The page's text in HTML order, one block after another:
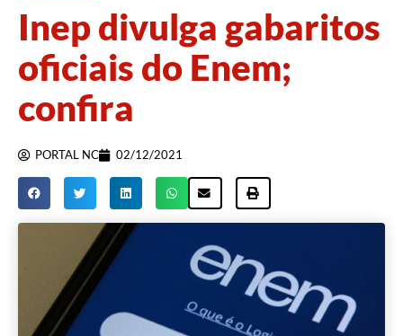
Inep divulga gabaritos
oficiais do Enem;
confira
PORTAL NC 02/12/2021